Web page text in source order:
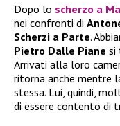
Dopo lo scherzo a
nei confronti di
Scherzi a Parte.
Pietro Dalle Piane si
Arrivati alla loro
ritorna anche mentre
stessa. Lui, quindi,
di essere contento di